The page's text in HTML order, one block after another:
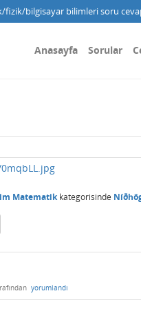
bilgisayar bilimleri soru
Anasayfa Sorular
Matematikkategorisinde
yorumlandı